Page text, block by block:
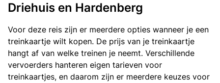
Driehuis en Hardenberg
Voor deze reis zijn er meerdere opties wanneer je een
treinkaartje wilt kopen. De prijs van je treinkaartje
hangt af van welke treinen je neemt. Verschillende
vervoerders hanteren eigen tarieven voor
treinkaartjes, en daarom zijn er meerdere keuzes voor